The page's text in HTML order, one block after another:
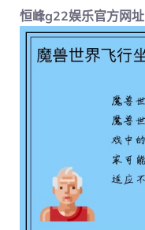
恒峰g22娱乐官方网址